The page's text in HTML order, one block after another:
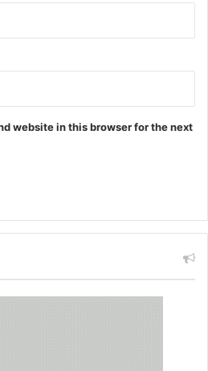
website in this browser for the next